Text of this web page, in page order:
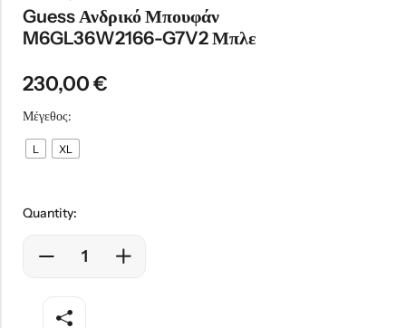
Guess Ανδρικό Μπουφάν
M6GL36W2166-G7V2 Μπλε
230,00€
Μέγεθος:
L XL
Quantity: